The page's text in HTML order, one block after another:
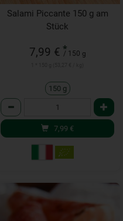
Salami Piccante 150 g am
Stück
7,99 € *
/ 150 g
150 g
Anzahl
7,99 €